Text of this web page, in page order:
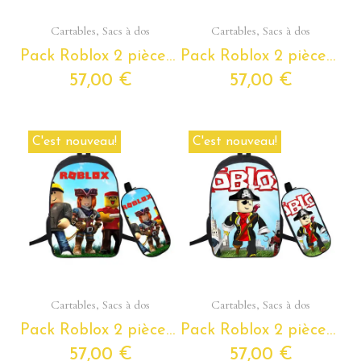
Aperçu rapide
Cartables, Sacs à dos
Pack Roblox 2 pièces – Sac à dos scolaire + trousse assortie
57,00 €
Aperçu rapide
Cartables, Sacs à dos
Pack Roblox 2 pièces – Sac à dos scolaire + trousse assortie
57,00 €
Aperçu rapide
C'est nouveau!
Cartables, Sacs à dos
Pack Roblox 2 pièces – Sac à dos scolaire + trousse assortie
57,00 €
Aperçu rapide
C'est nouveau!
Cartables, Sacs à dos
Pack Roblox 2 pièces – Sac à dos scolaire + trousse assortie
57,00 €